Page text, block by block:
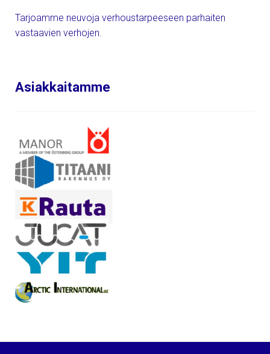
Tarjoamme neuvoja verhoustarpeeseen parhaiten
vastaavien verhojen.
Asiakkaitamme